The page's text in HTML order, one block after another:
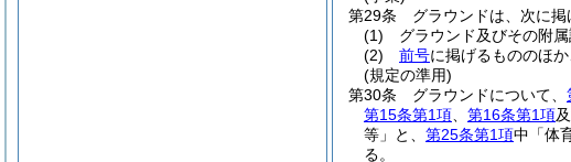
第29条
グラウンドは、次に掲
(1)
グラウンド及びその附
(2)
前号に掲げるもののほ
(規定の準用)
第30条
グラウンドについて、
第15条第1項
第16条第1項
等」と、 第25条第1項中「体
る。